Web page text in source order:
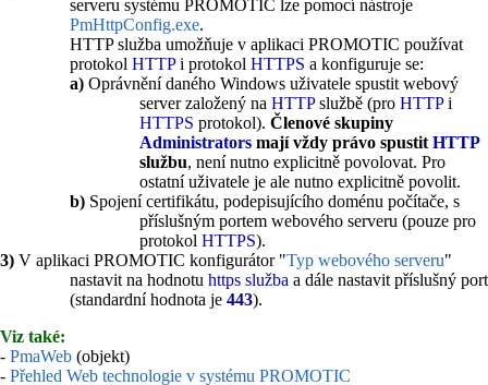
serveru systému PROMOTIC lze pomocí nástroje
PmHttpConfig.exe.
HTTP služba umožňuje v aplikaci PROMOTIC používat
protokol HTTPi protokol HTTPS a konfiguruje se:
a) Oprávnění daného Windows uživatele spustit webový
server založený na HTTPslužbě (pro HTTPi
HTTPS protokol). Členové skupiny
Administrators mají vždy právo spustit HTTP
službu, není nutno explicitně povolovat. Pro
ostatní uživatele je ale nutno explicitně povolit.
b) Spojení certifikátu, podepisujícího doménu počítače, s
příslušným portem webového serveru (pouze pro
protokol HTTPS).
3) V aplikaci PROMOTIC konfigurátor "Typ webového serveru"
nastavit na hodnotu https služba a dále nastavit příslušný port
(standardní hodnota je 443).
Viz také:
- PmaWeb (objekt)
- Přehled Web technologie v systému PROMOTIC